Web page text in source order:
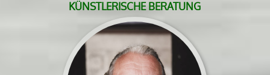
KÜNSTLERISCHE BERATUNG